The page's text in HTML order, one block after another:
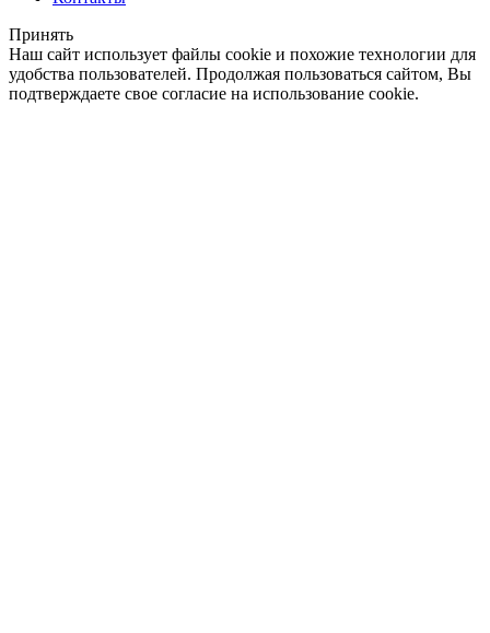
Принять
Наш сайт использует файлы cookie и похожие технологии для
удобства пользователей. Продолжая пользоваться сайтом, Вы
подтверждаете свое согласие на использование cookie.